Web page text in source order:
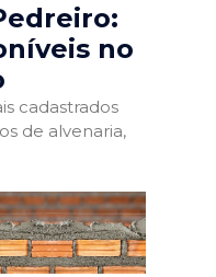
no
cadastrados
de alvenaria,